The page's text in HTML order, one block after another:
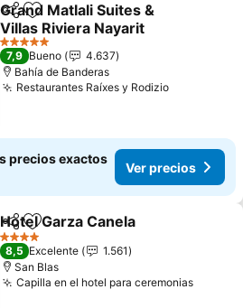
CompartirAgregar a favoritos
Grand Matlali Suites &
Villas Riviera Nayarit
Ver precios
5 Estrellas
7,9 Bueno
4.637
Bahía de Banderas
Restaurantes Raíxes y RodizioVer
precios exactos
Ver precios
CompartirAgregar a favoritos
Hotel Garza Canela
4 Estrellas
8,5 Excelente
1.561
San Blas
Capilla en el hotel para ceremoniasVer